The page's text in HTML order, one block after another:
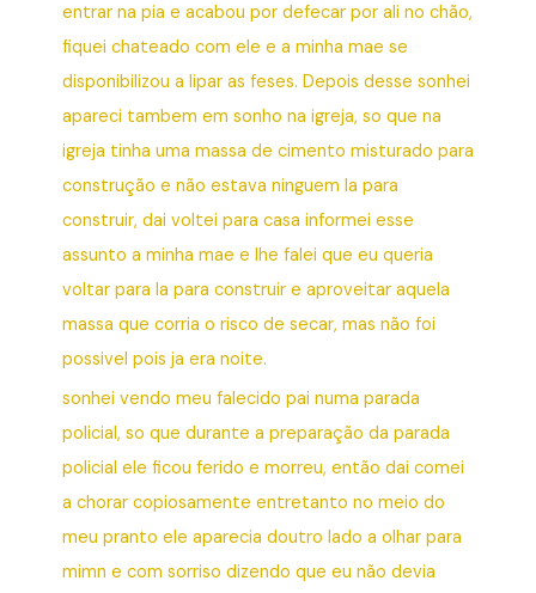
entrar na pia e acabou por defecar por ali no chão,
fiquei chateado com ele e a minha mae se
disponibilizou a lipar as feses. Depois desse sonhei
apareci tambem em sonho na igreja, so que na
igreja tinha uma massa de cimento misturado para
construção e não estava ninguem la para
construir, dai voltei para casa informei esse
assunto a minha mae e lhe falei que eu queria
voltar para la para construir e aproveitar aquela
massa que corria o risco de secar, mas não foi
possivel pois ja era noite.
sonhei vendo meu falecido pai numa parada
policial, so que durante a preparação da parada
policial ele ficou ferido e morreu, então dai comei
a chorar copiosamente entretanto no meio do
meu pranto ele aparecia doutro lado a olhar para
mimn e com sorriso dizendo que eu não devia